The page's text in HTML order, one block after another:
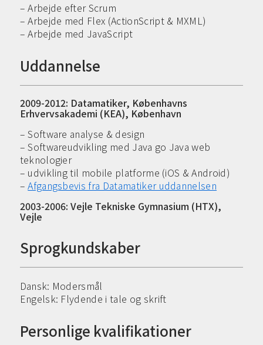
– Arbejde efter Scrum
– Arbejde med Flex (ActionScript & MXML)
– Arbejde med JavaScript
Uddannelse
2009-2012: Datamatiker, Københavns
Erhvervsakademi (KEA), København
– Software analyse & design
– Softwareudvikling med Java go Java web
teknologier
– udvikling til mobile platforme (iOS & Android)
–Afgangsbevis fra Datamatiker uddannelsen
2003-2006: Vejle Tekniske Gymnasium (HTX),
Vejle
Sprogkundskaber
Dansk: Modersmål
Engelsk: Flydende i tale og skrift
Personlige kvalifikationer